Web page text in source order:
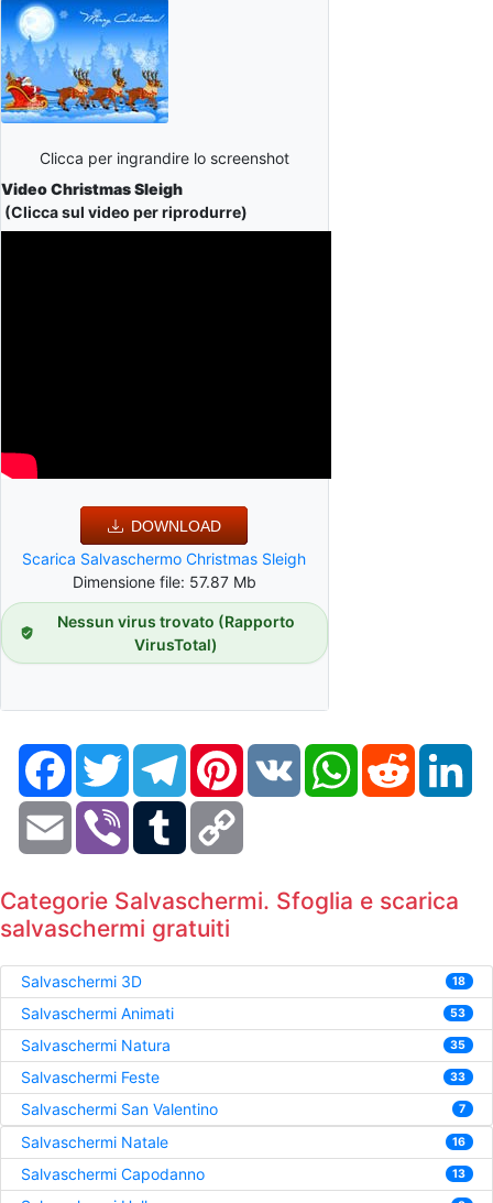
Clicca per ingrandire lo screenshot
Video Christmas Sleigh
(Clicca sul video per riprodurre)
DOWNLOAD
Scarica Salvaschermo Christmas Sleigh
Dimensione file: 57.87 Mb
Nessun virus trovato (Rapporto
VirusTotal)
FacebookTwitter TelegramPinterestVK WhatsAppReddit
Email Viber Tumblr
Categorie Salvaschermi. Sfoglia e scarica
salvaschermi gratuiti
Salvaschermi 3D 18
Salvaschermi Animati 53
Salvaschermi Natura 35
Salvaschermi Feste 33
Salvaschermi San Valentino 7
Salvaschermi Natale 16
Salvaschermi Capodanno 13